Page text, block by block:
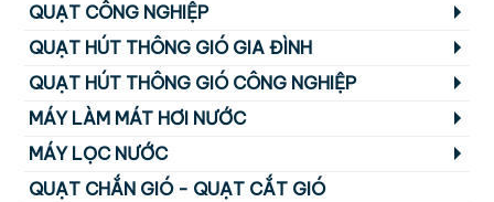
QUẠT CÔNG NGHIỆP
QUẠT HÚT THÔNG GIÓ GIA ĐÌNH
QUẠT HÚT THÔNG GIÓ CÔNG NGHIỆP
MÁY LÀM MÁT HƠI NƯỚC
MÁY LỌC NƯỚC
QUẠT CHẮN GIÓ - QUẠT CẮT GIÓ